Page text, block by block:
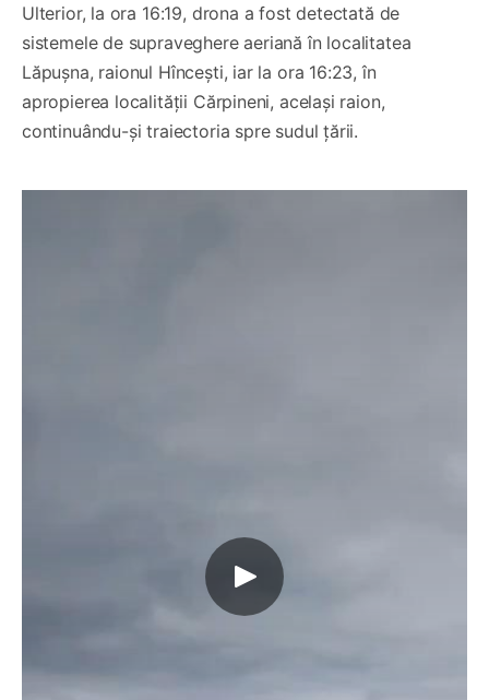
Ulterior, la ora 16:19, drona a fost detectată de
sistemele de supraveghere aeriană în localitatea
Lăpușna, raionul Hîncești, iar la ora 16:23, în
apropierea localității Cărpineni, același raion,
continuându-și traiectoria spre sudul țării.